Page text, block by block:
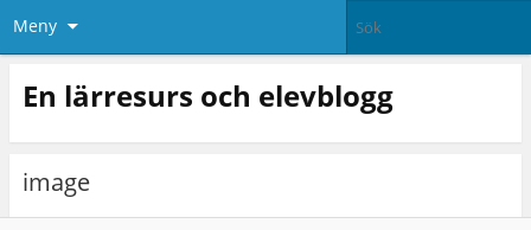
Meny
En lärresurs och elevblogg
image